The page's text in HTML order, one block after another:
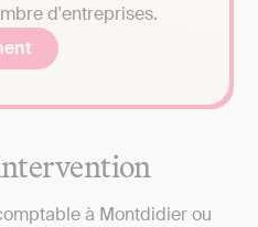
d'entreprises.
à Montdidier ou